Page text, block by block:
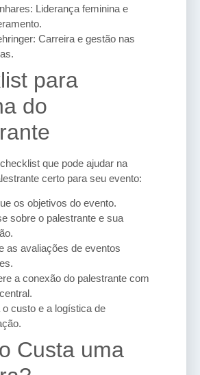
Liderança feminina e
Carreira e gestão nas
para
do
que pode ajudar na
certo para seu evento:
os objetivos do evento.
sobre o palestrante e sua
as avaliações de eventos
a conexão do palestrante com
o custo e a logística de
Custa uma